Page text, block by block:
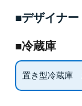
■デザイナー
■冷蔵庫
置き型冷蔵庫